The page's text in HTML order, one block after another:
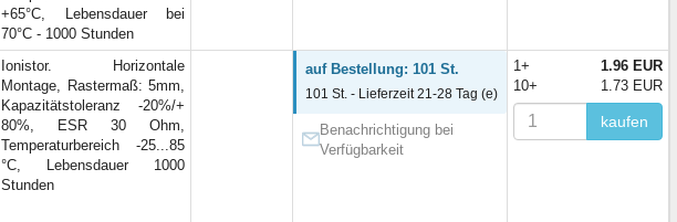
+65°C, Lebensdauer bei
70°C - 1000 Stunden
Ionistor. Horizontale
Montage, Rastermaß: 5mm,
Kapazitätstoleranz -20%/+
80%, ESR 30 Ohm,
Temperaturbereich -25...85
°C, Lebensdauer 1000
Stunden
auf Bestellung: 101 St.
101 St. - Lieferzeit 21-28 Tag (e)
Benachrichtigung bei
Verfügbarkeit
1+
1.96 EUR
10+
1.73 EUR
kaufen